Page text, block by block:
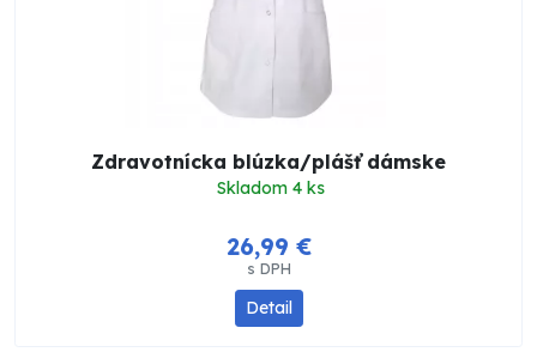
Zdravotnícka blúzka/plášť dámske
Skladom 4 ks
26,99 €
s DPH
Detail